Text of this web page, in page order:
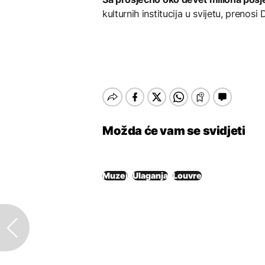
kulturnih institucija u svijetu, prenosi
Možda će vam se svidjeti
Muzej Ulaganja Louvre